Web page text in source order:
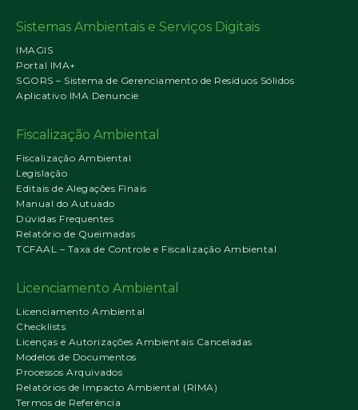
Sistemas Ambientais e Serviços Digitais
IMAGIS
Portal IMA+
SGORS – Sistema de Gerenciamento de Resíduos Sólidos
Aplicativo IMA Denuncie
Fiscalização Ambiental
Fiscalização Ambiental
Legislação
Editais de Alegações Finais
Manual do Autuado
Dúvidas Frequentes
Relatório de Queimadas
TCFAAL – Taxa de Controle e Fiscalização Ambiental
Licenciamento Ambiental
Licenciamento Ambiental
Checklists
Licenças e Autorizações Ambientais Canceladas
Modelos de Documentos
Processos Arquivados
Relatórios de Impacto Ambiental (RIMA)
Termos de Referência